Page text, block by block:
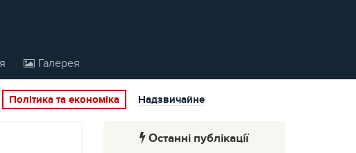
Галерея
Політика та економіка Надзвичайне
Останні публікації